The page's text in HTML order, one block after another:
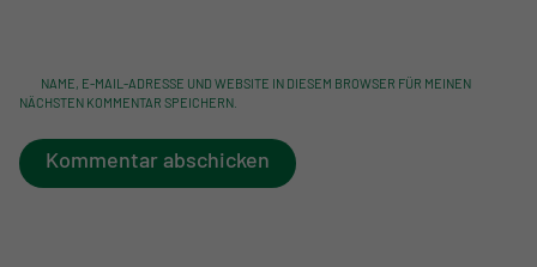
NAME, E-MAIL-ADRESSE UND WEBSITE IN DIESEM BROWSER FÜR MEINEN
NÄCHSTEN KOMMENTAR SPEICHERN.
Kommentar abschicken